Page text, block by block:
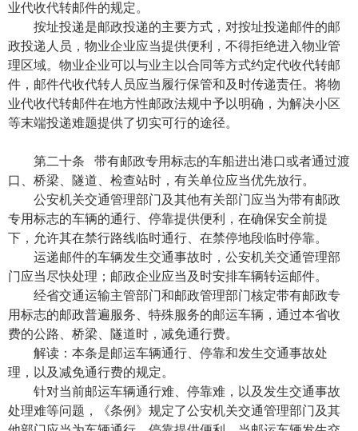
业代收代转邮件的规定。
按址投递是邮政投递的主要方式，对按址投递邮件的邮
政投递人员，物业企业应当提供便利，不得拒绝进入物业管
理区域。物业企业可以与业主以合同等方式约定代收代转邮
件，邮件代收代转人员应当履行保管和及时传递责任。将物
业代收代转邮件在地方性邮政法规中予以明确，为解决小区
等末端投递难题提供了切实可行的途径。
第二十条 带有邮政专用标志的车船进出港口或者通过渡
口、桥梁、隧道、检查站时，有关单位应当优先放行。
公安机关交通管理部门及其他有关部门应当为带有邮政
专用标志的车辆的通行、停靠提供便利，在确保安全前提
下，允许其在禁行路线临时通行、在禁停地段临时停靠。
运递邮件的车辆发生交通事故时，公安机关交通管理部
门应当尽快处理；邮政企业应当及时安排车辆转运邮件。
经省交通运输主管部门和邮政管理部门核定带有邮政专
用标志的邮政普遍服务、特殊服务的邮运车辆，通过本省收
费的公路、桥梁、隧道时，减免通行费。
解读：本条是邮运车辆通行、停靠和发生交通事故处
理，以及减免通行费的规定。
针对当前邮运车辆通行难、停靠难，以及发生交通事故
处理难等问题，《条例》规定了公安机关交通管理部门及其